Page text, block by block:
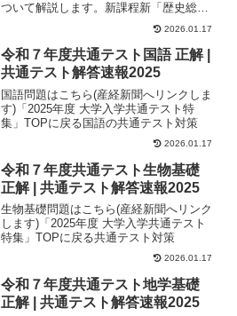
ついて解説します。新課程新「歴史総
合、日本史探究」2025年の共通テスト
2026.01.17
令和７年度共通テスト国語 正解 |
共通テスト解答速報2025
国語問題はこちら(産経新聞へリンクしま
す)「2025年度 大学入学共通テスト特
集」TOPに戻る国語の共通テスト対策
2026.01.17
令和７年度共通テスト生物基礎
正解 | 共通テスト解答速報2025
生物基礎問題はこちら(産経新聞へリンク
します)「2025年度 大学入学共通テスト
特集」TOPに戻る共通テスト対策
2026.01.17
令和７年度共通テスト地学基礎
正解 | 共通テスト解答速報2025